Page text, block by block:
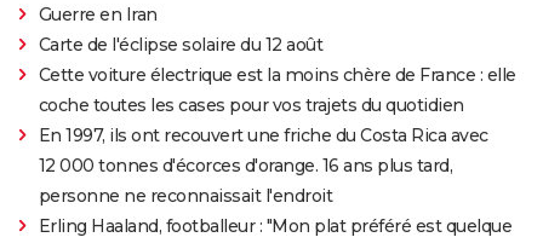
Guerre en Iran
Carte de l'éclipse solaire du 12 août
Cette voiture électrique est la moins chère de France : elle
coche toutes les cases pour vos trajets du quotidien
En 1997, ils ont recouvert une friche du Costa Rica avec
12 000 tonnes d'écorces d'orange. 16 ans plus tard,
personne ne reconnaissait l'endroit
Erling Haaland, footballeur : "Mon plat préféré est quelque